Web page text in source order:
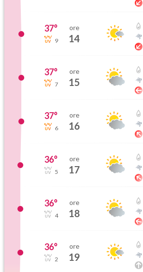
37°
9
ore
14
37°
7
ore
15
37°
6
ore
16
36°
5
ore
17
36°
4
ore
18
36°
2
ore
19